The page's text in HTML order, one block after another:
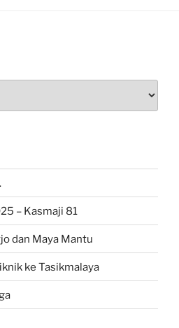
– Kasmaji 81
dan Maya Mantu
ke Tasikmalaya